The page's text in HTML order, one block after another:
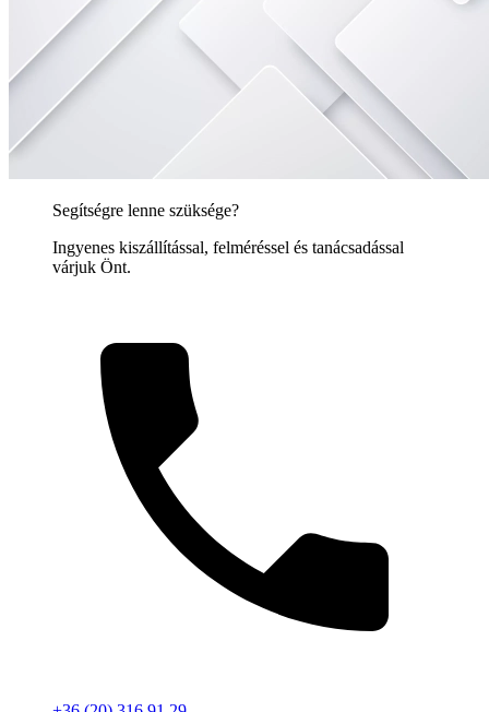
Segítségre lenne szüksége?
Ingyenes kiszállítással, felméréssel és tanácsadással
várjuk Önt.